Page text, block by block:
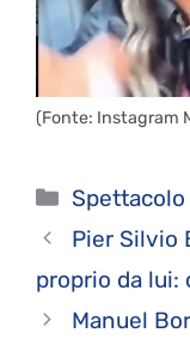
(Fonte: Instagram
Categorie
Spettacolo
Pier Silvio
proprio da lui:
Manuel